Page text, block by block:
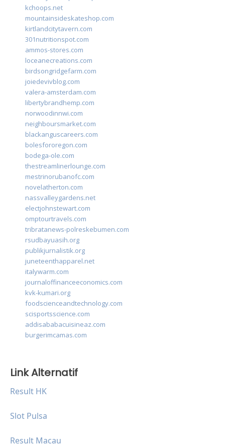
kchoops.net
mountainsideskateshop.com
kirtlandcitytavern.com
301nutritionspot.com
ammos-stores.com
loceanecreations.com
birdsongridgefarm.com
joiedevivblog.com
valera-amsterdam.com
libertybrandhemp.com
norwoodinnwi.com
neighboursmarket.com
blackanguscareers.com
bolesfororegon.com
bodega-ole.com
thestreamlinerlounge.com
mestrinorubanofc.com
novelatherton.com
nassvalleygardens.net
electjohnstewart.com
omptourtravels.com
tribratanews-polreskebumen.com
rsudbayuasih.org
publikjurnalistik.org
juneteenthapparel.net
italywarm.com
journaloffinanceeconomics.com
kvk-kumari.org
foodscienceandtechnology.com
scisportsscience.com
addisababacuisineaz.com
burgerimcamas.com
Link Alternatif
Result HK
Slot Pulsa
Result Macau